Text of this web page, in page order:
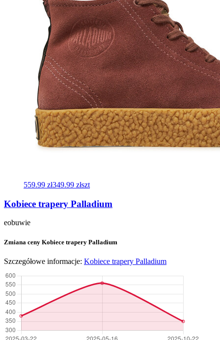
559.99 zł349.99 złszt
Kobiece trapery Palladium
eobuwie
Zmiana ceny Kobiece trapery Palladium
Szczegółowe informacje: Kobiece trapery Palladium